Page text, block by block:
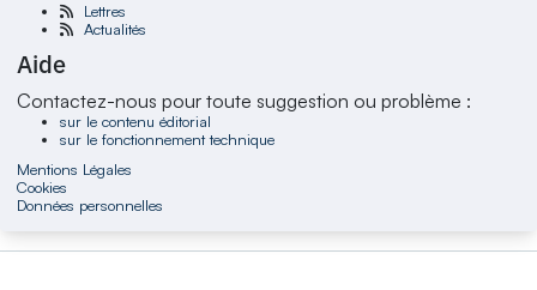
Lettres
Actualités
Aide
Contactez-nous pour toute suggestion ou problème :
sur le contenu éditorial
sur le fonctionnement technique
Mentions Légales
Cookies
Données personnelles